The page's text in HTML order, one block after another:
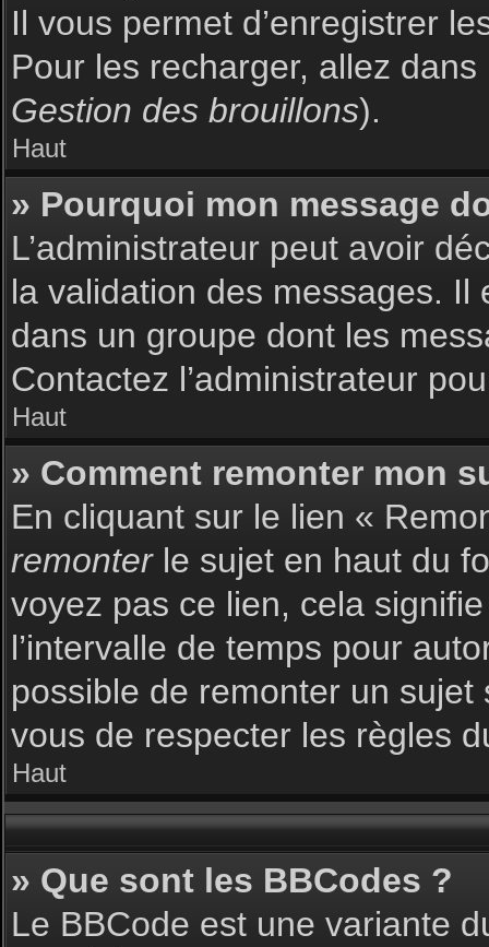
Il vous permet d’enregistrer
Pour les recharger, allez
Gestion des brouillons).
Haut
» Pourquoi mon message
L’administrateur peut avoir
la validation des messages. Il
dans un groupe dont les
Contactez l’administrateur
Haut
» Comment remonter mon
En cliquant sur le lien «
remonterle sujet en haut du
voyez pas ce lien, cela
l’intervalle de temps pour
possible de remonter un
vous de respecter les règles
Haut
» Que sont les BBCodes ?
Le BBCode est une variante